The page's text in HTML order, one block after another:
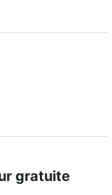
gratuite